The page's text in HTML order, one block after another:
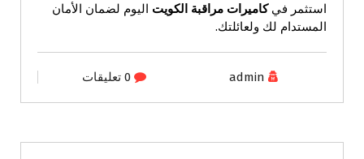
استثمر فيكاميرات مراقبة الكويت اليوم لضمان الأمان
المستدام لك ولعائلتك.
admin 0 تعليقات